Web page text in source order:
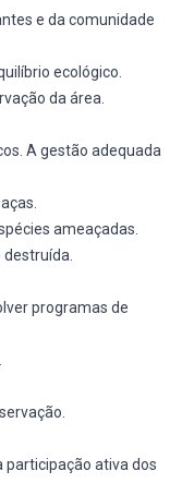
e da comunidade
ecológico.
da área.
A gestão adequada
ameaçadas.
programas de
participação ativa dos